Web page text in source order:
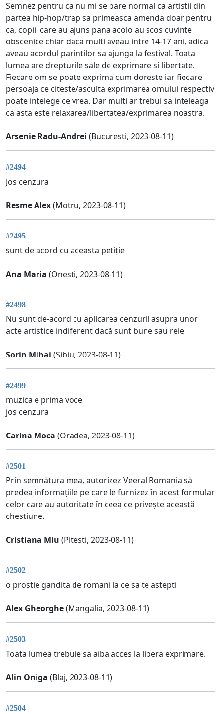
Semnez pentru ca nu mi se pare normal ca artistii din
partea hip-hop/trap sa primeasca amenda doar pentru
ca, copiii care au ajuns pana acolo au scos cuvinte
obscenice chiar daca multi aveau intre 14-17 ani, adica
aveau acordul parintilor sa ajunga la festival. Toata
lumea are drepturile sale de exprimare si libertate.
Fiecare om se poate exprima cum doreste iar fiecare
persoaja ce citeste/asculta exprimarea omului respectiv
poate intelege ce vrea. Dar multi ar trebui sa inteleaga
ca asta este relaxarea/libertatea/exprimarea noastra.
Arsenie Radu-Andrei (Bucuresti, 2023-08-11)
#2494
Jos cenzura
Resme Alex(Motru, 2023-08-11)
#2495
sunt de acord cu aceasta petiție
Ana Maria (Onesti, 2023-08-11)
#2498
Nu sunt de-acord cu aplicarea cenzurii asupra unor
acte artistice indiferent dacă sunt bune sau rele
Sorin Mihai (Sibiu, 2023-08-11)
#2499
muzica e prima voce
jos cenzura
Carina Moca (Oradea, 2023-08-11)
#2501
Prin semnătura mea, autorizez Veeral Romania să
predea informațiile pe care le furnizez în acest formular
celor care au autoritate în ceea ce privește această
chestiune.
Cristiana Miu (Pitesti, 2023-08-11)
#2502
o prostie gandita de romani la ce sa te astepti
Alex Gheorghe(Mangalia, 2023-08-11)
#2503
Toata lumea trebuie sa aiba acces la libera exprimare.
Alin Oniga (Blaj, 2023-08-11)
#2504